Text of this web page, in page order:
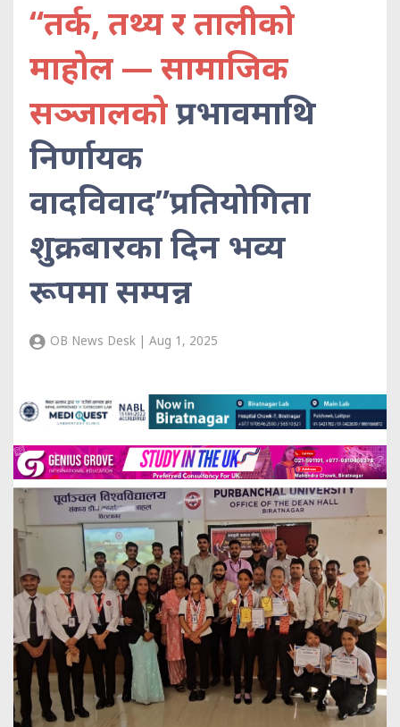
“तर्क, तथ्य र तालीको
माहोल — सामाजिक
सञ्जालकोप्रभावमाथि
निर्णायक
वादविवाद”प्रतियोगिता
शुक्रबारका दिन भव्य
रूपमा सम्पन्न
OB News Desk | Aug 1, 2025